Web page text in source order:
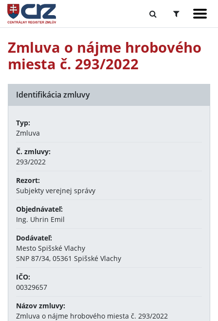
Zmluva o nájme hrobového
miesta č. 293/2022
Identifikácia zmluvy
Typ:
Zmluva
Č. zmluvy:
293/2022
Rezort:
Subjekty verejnej správy
Objednávateľ:
Ing. Uhrin Emil
Dodávateľ:
Mesto Spišské Vlachy
SNP 87/34, 05361 Spišské Vlachy
IČO:
00329657
Názov zmluvy:
Zmluva o nájme hrobového miesta č. 293/2022